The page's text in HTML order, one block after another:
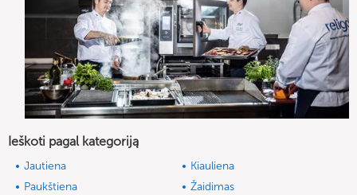
Ieškoti pagal kategoriją
Jautiena
Kiauliena
Paukštiena
Žaidimas